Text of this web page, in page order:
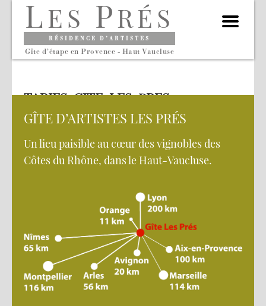
LES PRÉS
RÉSIDENCE D’ARTISTES
Gîte d’étape en Provence - Haut Vaucluse
TARIFS-GITE-LES-PRES
GÎTE D’ARTISTES LES PRÉS
Un lieu paisible au cœur des vignobles des
Côtes du Rhône, dans le Haut-Vaucluse.